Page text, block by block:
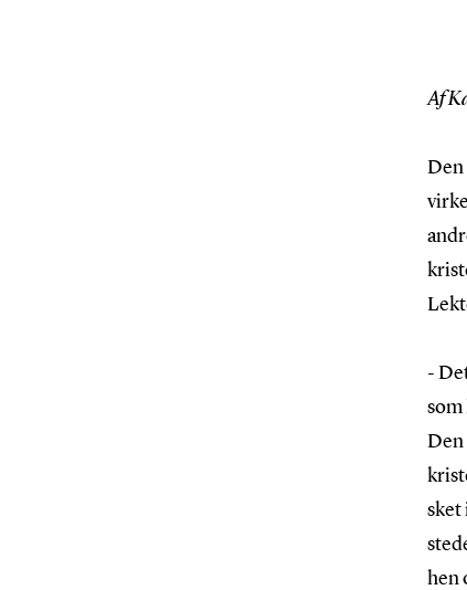
Af
Den
-
som
Den
sket
hen